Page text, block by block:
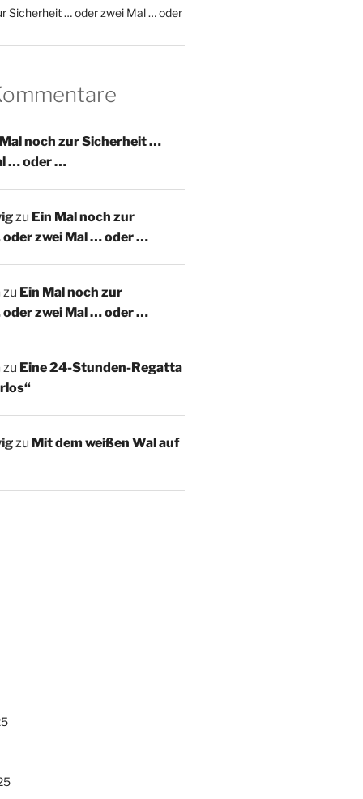
Sicherheit … oder zwei Mal … oder
noch zur Sicherheit …
… oder …
zu Ein Mal noch zur
zwei Mal … oder …
zu Ein Mal noch zur
zwei Mal … oder …
zu Eine 24-Stunden-Regatta
zu Mit dem weißen Wal auf